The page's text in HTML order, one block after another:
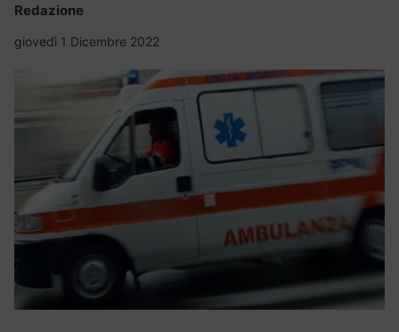
Redazione
giovedì 1 Dicembre 2022